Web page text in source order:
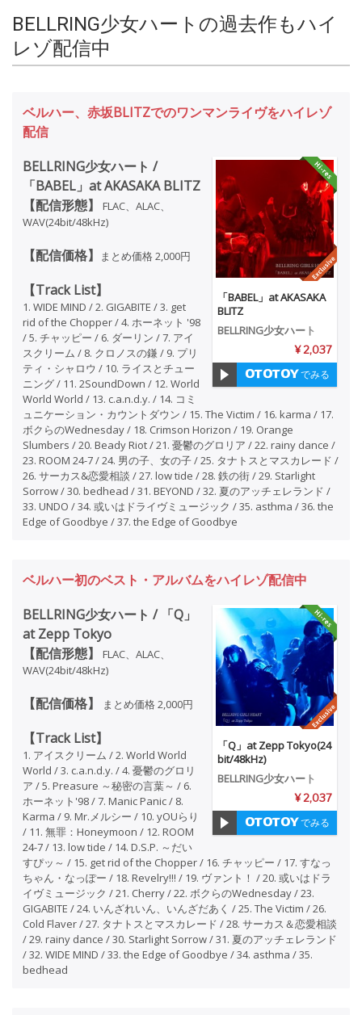
BELLRING少女ハートの過去作もハイ
レゾ配信中
ベルハー、赤坂BLITZでのワンマンライヴをハイレゾ
配信
「BABEL」at AKASAKA
BLITZ
BELLRING少女ハート
¥ 2,037
でみる
BELLRING少女ハート /
「BABEL」at AKASAKA BLITZ
【配信形態】
FLAC、ALAC、
WAV(24bit/48kHz)
【配信価格】 まとめ価格 2,000円
【Track List】
1. WIDE MIND / 2. GIGABITE / 3. get
rid of the Chopper / 4. ホーネット '98
/ 5. チャッピー / 6. ダーリン / 7. アイ
スクリーム / 8. クロノスの鎌 / 9. プリ
ティ・シャロウ / 10. ライスとチュー
ニング / 11. 2SoundDown / 12. World
World World / 13. c.a.n.d.y. / 14. コミ
ュニケーション・カウントダウン / 15. The Victim / 16. karma / 17.
ボクらのWednesday / 18. Crimson Horizon / 19. Orange
Slumbers / 20. Beady Riot / 21. 憂鬱のグロリア / 22. rainy dance /
23. ROOM 24-7 / 24. 男の子、女の子 / 25. タナトスとマスカレード /
26. サーカス&恋愛相談 / 27. low tide / 28. 鉄の街 / 29. Starlight
Sorrow / 30. bedhead / 31. BEYOND / 32. 夏のアッチェレランド /
33. UNDO / 34. 或いはドライヴミュージック / 35. asthma / 36. the
Edge of Goodbye / 37. the Edge of Goodbye
ベルハー初のベスト・アルバムをハイレゾ配信中
「Q」at Zepp Tokyo(24
bit/48kHz)
BELLRING少女ハート
¥ 2,037
でみる
BELLRING少女ハート / 「Q」
at Zepp Tokyo
【配信形態】
FLAC、ALAC、
WAV(24bit/48kHz)
【配信価格】 まとめ価格 2,000円
【Track List】
1. アイスクリーム / 2. World World
World / 3. c.a.n.d.y. / 4. 憂鬱のグロリ
ア / 5. Preasure ～秘密の言葉～ / 6.
ホーネット'98 / 7. Manic Panic / 8.
Karma / 9. Mr.メルシー / 10. yOUらり
/ 11. 無罪：Honeymoon / 12. ROOM
24-7 / 13. low tide / 14. D.S.P. ～だい
すぴッ～ / 15. get rid of the Chopper / 16. チャッピー / 17. すなっ
ちゃん・なっぽー / 18. Revelry!!! / 19. ヴァント！ / 20. 或いはドラ
イヴミュージック / 21. Cherry / 22. ボクらのWednesday / 23.
GIGABITE / 24. いんざれいん、いんざだあく / 25. The Victim / 26.
Cold Flaver / 27. タナトスとマスカレード / 28. サーカス＆恋愛相談
/ 29. rainy dance / 30. Starlight Sorrow / 31. 夏のアッチェレランド
/ 32. WIDE MIND / 33. the Edge of Goodbye / 34. asthma / 35.
bedhead